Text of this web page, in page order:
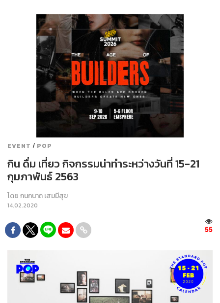
EVENT / POP
กิน ดื่ม เที่ยว กิจกรรมน่าทำระหว่างวันที่ 15-21
กุมภาพันธ์ 2563
โดยกนกนาถ เสมมีสุข
14.02.2020
55